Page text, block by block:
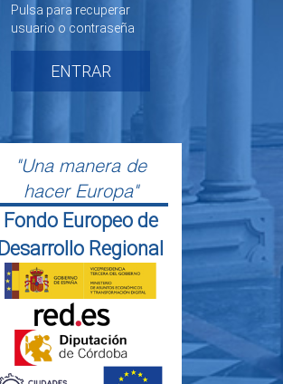
Pulsa para recuperar
usuario o contraseña
ENTRAR
"Una manera de
hacer Europa"
Fondo Europeo de
Desarrollo Regional